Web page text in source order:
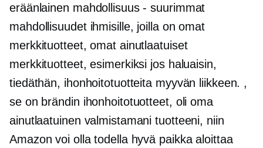
eräänlainen mahdollisuus - suurimmat
mahdollisuudet ihmisille, joilla on omat
merkkituotteet, omat ainutlaatuiset
merkkituotteet, esimerkiksi jos haluaisin,
tiedäthän, ihonhoitotuotteita myyvän liikkeen. ,
se on brändin ihonhoitotuotteet, oli oma
ainutlaatuinen valmistamani tuotteeni, niin
Amazon voi olla todella hyvä paikka aloittaa